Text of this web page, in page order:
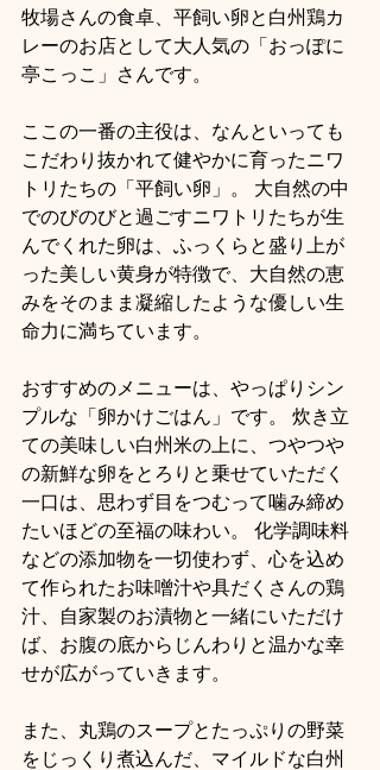
牧場さんの食卓、平飼い卵と白州鶏カ
レーのお店として大人気の「おっぽに
亭こっこ」さんです。
ここの一番の主役は、なんといっても
こだわり抜かれて健やかに育ったニワ
トリたちの「平飼い卵」。 大自然の中
でのびのびと過ごすニワトリたちが生
んでくれた卵は、ふっくらと盛り上が
った美しい黄身が特徴で、大自然の恵
みをそのまま凝縮したような優しい生
命力に満ちています。
おすすめのメニューは、やっぱりシン
プルな「卵かけごはん」です。 炊き立
ての美味しい白州米の上に、つやつや
の新鮮な卵をとろりと乗せていただく
一口は、思わず目をつむって噛み締め
たいほどの至福の味わい。 化学調味料
などの添加物を一切使わず、心を込め
て作られたお味噌汁や具だくさんの鶏
汁、自家製のお漬物と一緒にいただけ
ば、お腹の底からじんわりと温かな幸
せが広がっていきます。
また、丸鶏のスープとたっぷりの野菜
をじっくり煮込んだ、マイルドな白州